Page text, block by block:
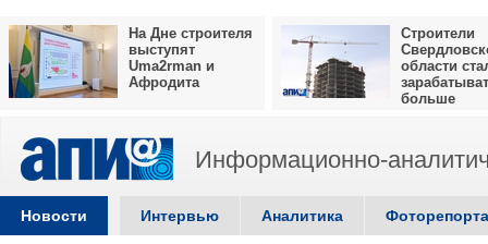
На Дне строителя
выступят
Uma2rman и
Афродита
Строители
области
больше
Информационно-
Новости Интервью Аналитика